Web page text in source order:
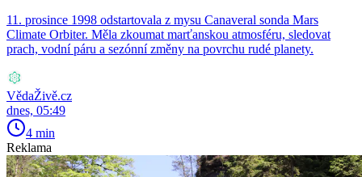
11. prosince 1998 odstartovala z mysu Canaveral sonda Mars
Climate Orbiter. Měla zkoumat marťanskou atmosféru, sledovat
prach, vodní páru a sezónní změny na povrchu rudé planety.
VědaŽivě.cz
dnes, 05:49
4 min
Reklama